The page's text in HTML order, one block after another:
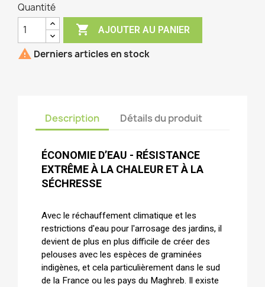
Quantité
 AJOUTER AU PANIER
 Derniers articles en stock
Description Détails du produit
ÉCONOMIE D’EAU - RÉSISTANCE
EXTRÊME À LA CHALEUR ET À LA
SÉCHRESSE
Avec le réchauffement climatique et les
restrictions d'eau pour l'arrosage des jardins, il
devient de plus en plus difficile de créer des
pelouses avec les espèces de graminées
indigènes, et cela particulièrement dans le sud
de la France ou les pays du Maghreb. Il existe